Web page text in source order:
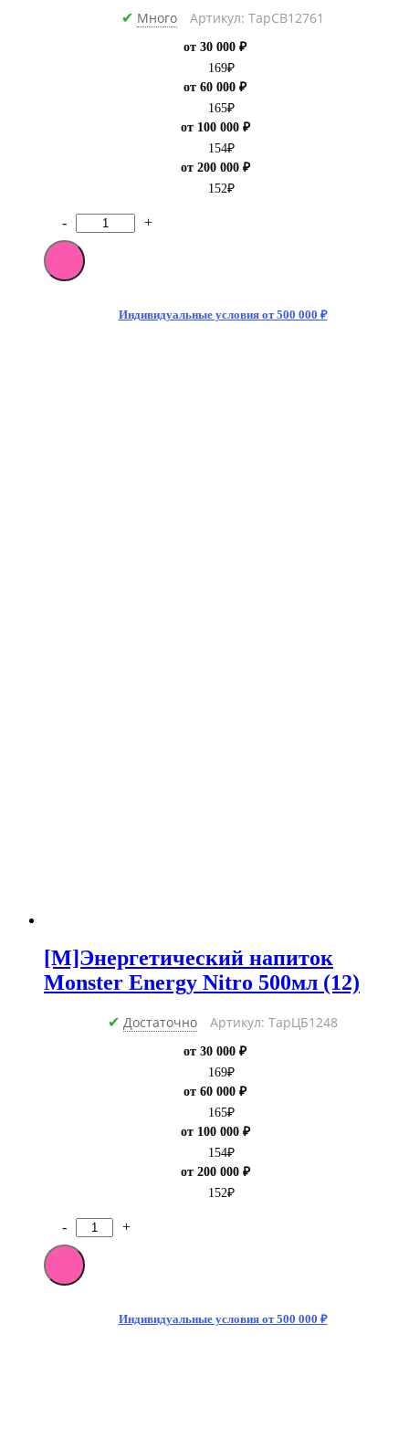
✔ Много Артикул: ТарCB12761
от 30 000 ₽
169₽
от 60 000 ₽
165₽
от 100 000 ₽
154₽
от 200 000 ₽
152₽
Количество
товара
[M]Энергетический
напиток
- +
Индивидуальные условия от 500 000 ₽
[M]Энергетический напиток
Monster Energy Nitro 500мл (12)
✔ Достаточно Артикул: ТарЦБ1248
от 30 000 ₽
169₽
от 60 000 ₽
165₽
от 100 000 ₽
154₽
от 200 000 ₽
152₽
Количество
товара
[M]Энергетический
напиток
- +
Индивидуальные условия от 500 000 ₽